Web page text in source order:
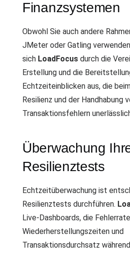
Finanzsystemen
Obwohl Sie auch andere
JMeter oder Gatling
sich LoadFocus durch die
Erstellung und die
Echtzeiteinblicken aus, die
Resilienz und der Handhabung
Transaktionsfehlern
Überwachung
Resilienztests
Echtzeitüberwachung ist
Resilienztests durchführen.
Live-Dashboards, die
Wiederherstellungszeiten und
Transaktionsdurchsatz